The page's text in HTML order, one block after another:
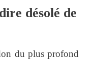
désolé de
du plus profond